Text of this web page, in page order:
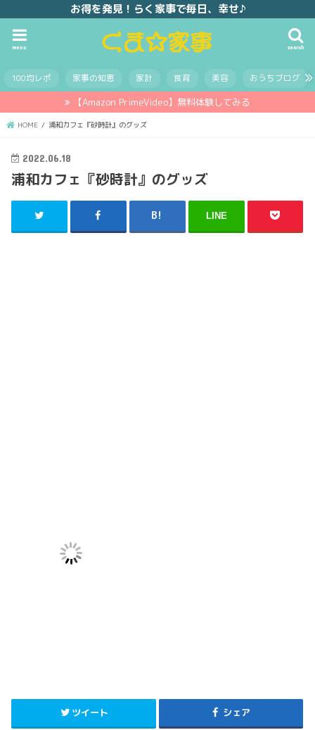
お得を発見！らく家事で毎日、幸せ♪
search
menu
100均レポ 家事の知恵 家計 食育 美容 おうちブログ
【Amazon PrimeVideo】無料体験してみる
HOME 浦和カフェ『砂時計』のグッズ
2022.06.18
浦和カフェ『砂時計』のグッズ
LINE
ツイート シェア